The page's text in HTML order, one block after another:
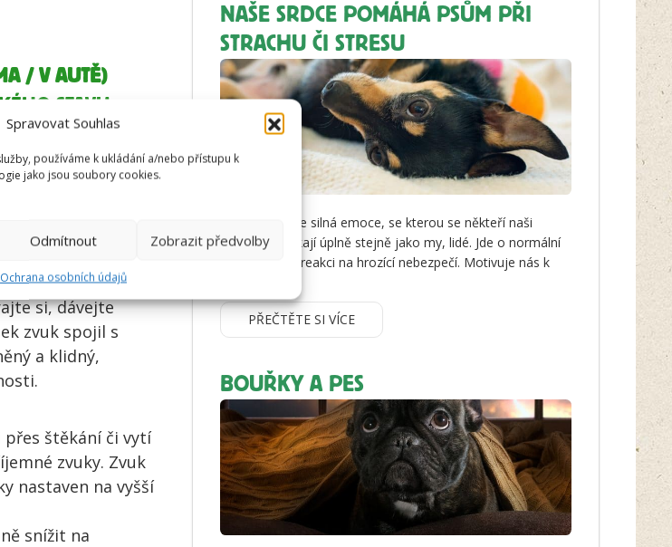
Spravovat Souhlas
používáme k ukládání a/nebo přístupu k
jako jsou soubory cookies.
Odmítnout Zobrazit předvolby
Ochrana osobních údajů
/ V AUTĚ)
STAVU
mu krátké
(tlukot
nahrávku v
si, dávejte
zvuk spojil s
a klidný,
přes štěkání či vytí
zvuky. Zvuk
nastaven na vyšší
snížit na
NAŠE SRDCE POMÁHÁ PSŮM PŘI
STRACHU ČI STRESU
Strach u psa je silná emoce, se kterou se někteří naši
mazlíčci potýkají úplně stejně jako my, lidé. Jde o normální
fyziologickou reakci na hrozící nebezpečí. Motivuje nás k
PŘEČTĚTE SI VÍCE
BOUŘKY A PES